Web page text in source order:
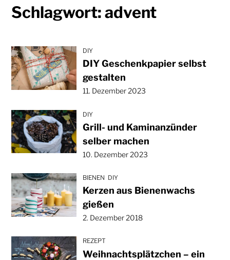
Schlagwort:advent
DIY
DIY Geschenkpapier selbst
gestalten
11. Dezember 2023
DIY
Grill- und Kaminanzünder
selber machen
10. Dezember 2023
BIENEN DIY
Kerzen aus Bienenwachs
gießen
2. Dezember 2018
REZEPT
Weihnachtsplätzchen – ein